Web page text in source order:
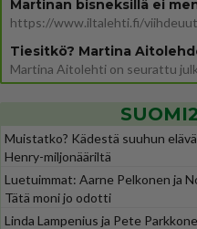
Martinan bisneksillä ei
Muistatko? Kädestä suuhun
Henry-miljonääriltä
Luetuimmat: Aarne Pelkonen ja
Tätä moni jo odotti
Linda Lampenius ja Pete